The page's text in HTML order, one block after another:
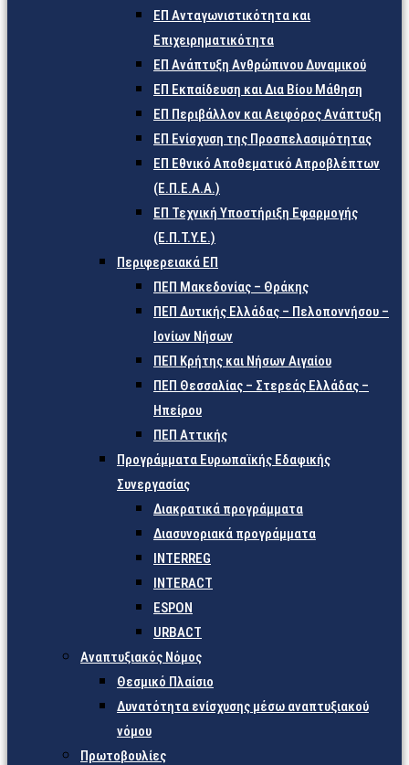
ΕΠ Ανταγωνιστικότητα και
Επιχειρηματικότητα
ΕΠ Ανάπτυξη Ανθρώπινου Δυναμικού
ΕΠ Εκπαίδευση και Δια Βίου Μάθηση
ΕΠ Περιβάλλον και Αειφόρος Ανάπτυξη
ΕΠ Ενίσχυση της Προσπελασιμότητας
ΕΠ Εθνικό Αποθεματικό Απροβλέπτων
(Ε.Π.Ε.Α.Α.)
ΕΠ Τεχνική Υποστήριξη Εφαρμογής
(Ε.Π.Τ.Υ.Ε.)
Περιφερειακά ΕΠ
ΠΕΠ Μακεδονίας – Θράκης
ΠΕΠ Δυτικής Ελλάδας – Πελοποννήσου –
Ιονίων Νήσων
ΠΕΠ Κρήτης και Νήσων Αιγαίου
ΠΕΠ Θεσσαλίας – Στερεάς Ελλάδας –
Ηπείρου
ΠΕΠ Αττικής
Προγράμματα Ευρωπαϊκής Εδαφικής
Συνεργασίας
Διακρατικά προγράμματα
Διασυνοριακά προγράμματα
INTERREG
INTERACT
ESPON
URBACT
Αναπτυξιακός Νόμος
Θεσμικό Πλαίσιο
Δυνατότητα ενίσχυσης μέσω αναπτυξιακού
νόμου
Πρωτοβουλίες